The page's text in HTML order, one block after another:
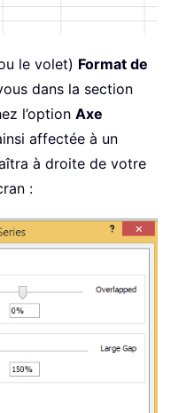
le volet) Format de
dans la section
l’option Axe
affectée à un
à droite de votre
: